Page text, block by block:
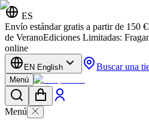
ES
Envío estándar gratis a partir de 150 €
de VeranoEdiciones Limitadas:
online
EN English Buscar una
Menú
Menú